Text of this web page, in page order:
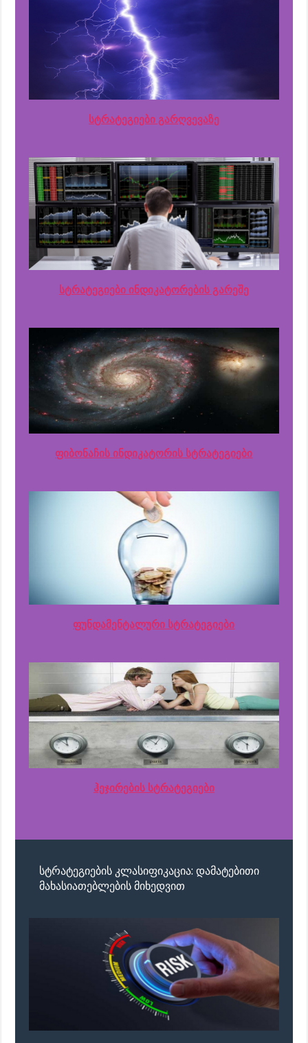
სტრატეგიები გარღვევაზე
სტრატეგიები ინდიკატორების გარეშე
ფიბონაჩის ინდიკატორის სტრატეგიები
ფუნდამენტალური სტრატეგიები
ჰეჯირების სტრატეგიები
სტრატეგიების კლასიფიკაცია: დამატებითი
მახასიათებლების მიხედვით